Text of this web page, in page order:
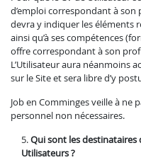
d’emploi correspondant à son
devra y indiquer les éléments
ainsi qu’à ses compétences
offre correspondant à son
L’Utilisateur aura néanmoins
sur le Site et sera libre d’y
Job en Comminges veille à ne
personnel non nécessaires.
Qui sont les destinataires
Utilisateurs ?